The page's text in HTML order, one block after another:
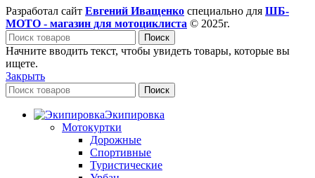
Разработал сайт Евгений Иващенко специально для ШБ-
МОТО - магазин для мотоциклиста © 2025г.
Поиск
Начните вводить текст, чтобы увидеть товары, которые вы
ищете.
Закрыть
Поиск
Экипировка
Мотокуртки
Дорожные
Спортивные
Туристические